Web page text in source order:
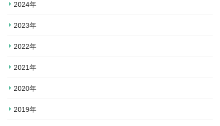
2024年
2023年
2022年
2021年
2020年
2019年